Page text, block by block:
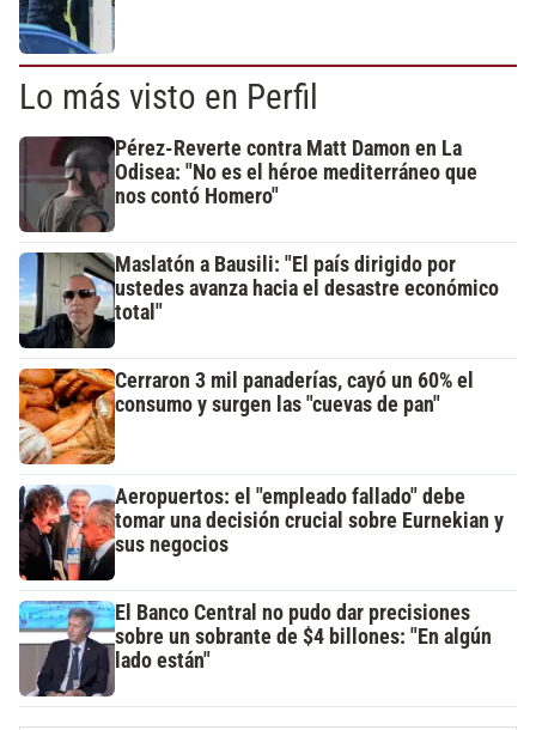
Lo más visto en Perfil
Pérez-Reverte contra Matt Damon en La
Odisea: "No es el héroe mediterráneo que
nos contó Homero"
Maslatón a Bausili: "El país dirigido por
ustedes avanza hacia el desastre económico
total"
Cerraron 3 mil panaderías, cayó un 60% el
consumo y surgen las "cuevas de pan"
Aeropuertos: el "empleado fallado" debe
tomar una decisión crucial sobre Eurnekian y
sus negocios
El Banco Central no pudo dar precisiones
sobre un sobrante de $4 billones: "En algún
lado están"